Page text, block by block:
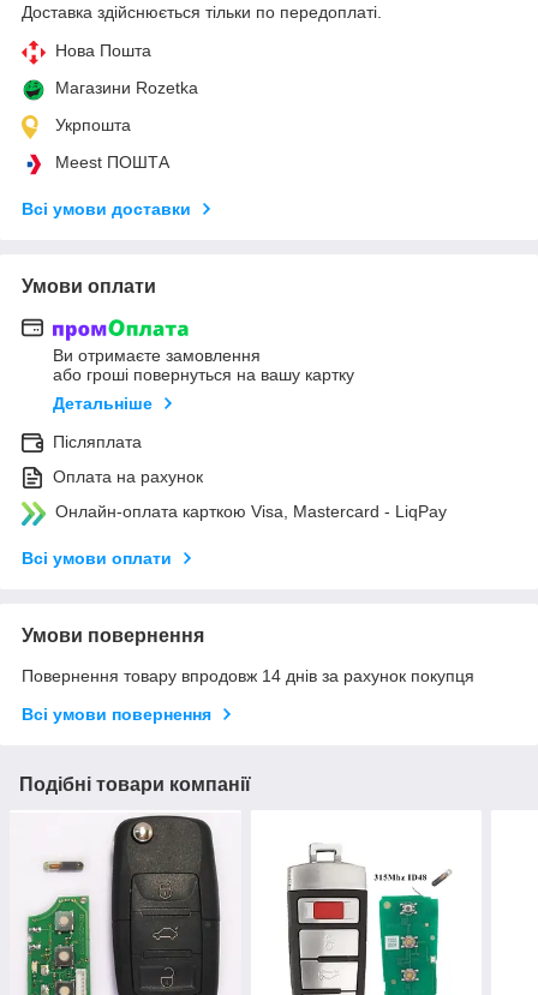
Доставка здійснюється тільки по передоплаті.
Нова Пошта
Магазини Rozetka
Укрпошта
Meest ПОШТА
Всі умови доставки
Умови оплати
Ви отримаєте замовлення
або гроші повернуться на вашу картку
Детальніше
Післяплата
Оплата на рахунок
Онлайн-оплата карткою Visa, Mastercard - LiqPay
Всі умови оплати
Умови повернення
Повернення товару впродовж 14 днів за рахунок покупця
Всі умови повернення
Подібні товари компанії